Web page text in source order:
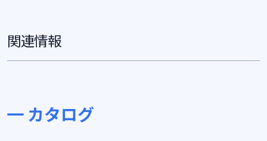
関連情報
カタログ